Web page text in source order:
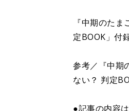
『中期のた
定BOOK」付
参考／『中期
ない？ 判定
●記事の内容